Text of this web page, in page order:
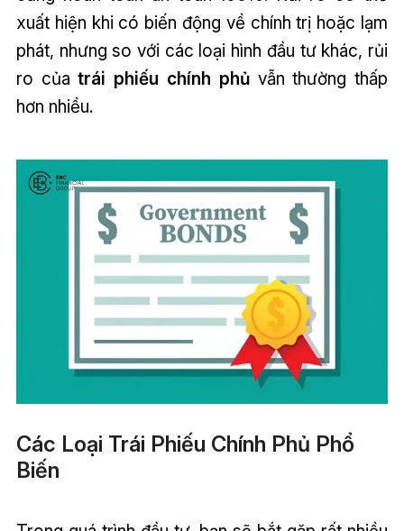
xuất hiện khi có biến động về chính trị hoặc lạm
phát, nhưng so với các loại hình đầu tư khác, rủi
ro củatrái phiếu chính phủvẫn thường thấp
hơn nhiều.
Các Loại Trái Phiếu Chính Phủ Phổ
Biến